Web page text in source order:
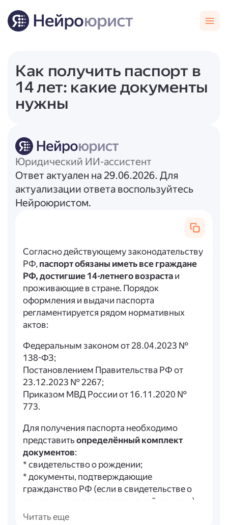
Как получить паспорт в
14 лет: какие документы
нужны
Юридический ИИ-ассистент
Ответ актуален на 29.06.2026. Для
актуализации ответа воспользуйтесь
Нейроюристом.
Согласно действующему законодательству
РФ, паспорт обязаны иметь все граждане
РФ, достигшие 14-летнего возрастаи
проживающие в стране. Порядок
оформления и выдачи паспорта
регламентируется рядом нормативных
актов:
Федеральным законом от 28.04.2023 №
138-ФЗ;
Постановлением Правительства РФ от
23.12.2023 № 2267;
Приказом МВД России от 16.11.2020 №
773.
Для получения паспорта необходимо
представить определённый комплект
документов:
* свидетельство о рождении;
* документы, подтверждающие
гражданство РФ (если в свидетельстве о
рождении нет соответствующей отметки);
* свидетельство о регистрации по месту
Читать еще